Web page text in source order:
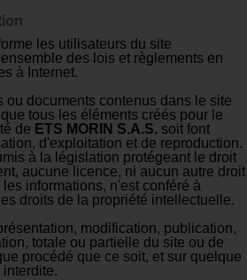
les utilisateurs du site
des lois et règlements en
à Internet.
ou documents contenus dans le site
tous les éléments créés pour le
de ETS MORIN S.A.S. soit font
d'exploitation et de reproduction.
à la législation protégeant le droit
aucune licence, ni aucun autre droit
informations, n'est conféré à
droits de la propriété intellectuelle.
modification, publication,
totale ou partielle du site ou de
procédé que ce soit, et sur quelque
interdite.